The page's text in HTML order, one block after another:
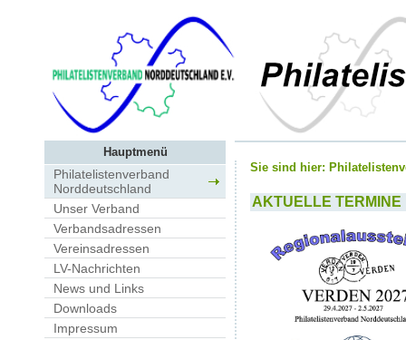
Hauptmenü
Philatelistenverband
Norddeutschland
Unser Verband
Verbandsadressen
Vereinsadressen
LV-Nachrichten
News und Links
Downloads
Impressum
Sie sind hier:
AKTUELLE TERMINE